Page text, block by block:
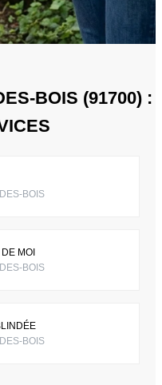
BOIS (91700) :
BOIS
MOI
BOIS
BOIS